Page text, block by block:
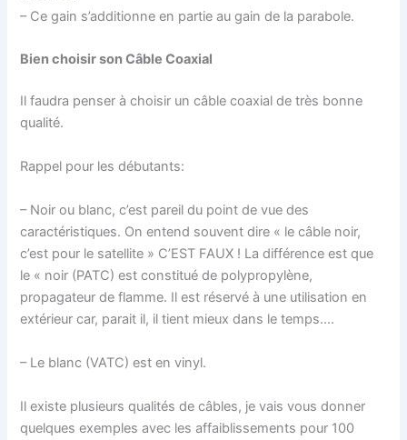
– Ce gain s’additionne en partie au gain de la parabole.
Bien choisir son Câble Coaxial
Il faudra penser à choisir un câble coaxial de très bonne
qualité.
Rappel pour les débutants:
– Noir ou blanc, c’est pareil du point de vue des
caractéristiques. On entend souvent dire « le câble noir,
c’est pour le satellite » C’EST FAUX ! La différence est que
le « noir (PATC) est constitué de polypropylène,
propagateur de flamme. Il est réservé à une utilisation en
extérieur car, parait il, il tient mieux dans le temps….
– Le blanc (VATC) est en vinyl.
Il existe plusieurs qualités de câbles, je vais vous donner
quelques exemples avec les affaiblissements pour 100